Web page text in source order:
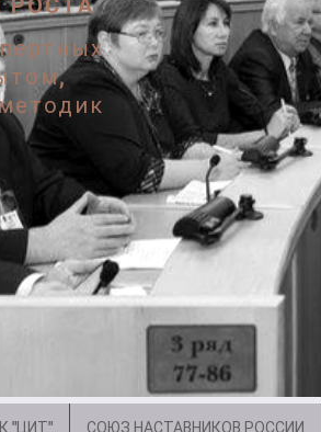
"ЦИТ" СОЮЗ НАСТАВНИКОВ РОССИИ
РОСТА